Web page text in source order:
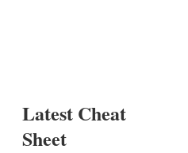
Latest Cheat
Sheet